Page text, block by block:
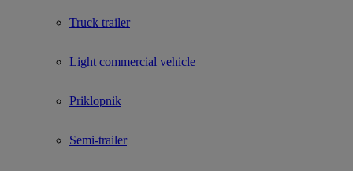
Truck trailer
Light commercial vehicle
Priklopnik
Semi-trailer